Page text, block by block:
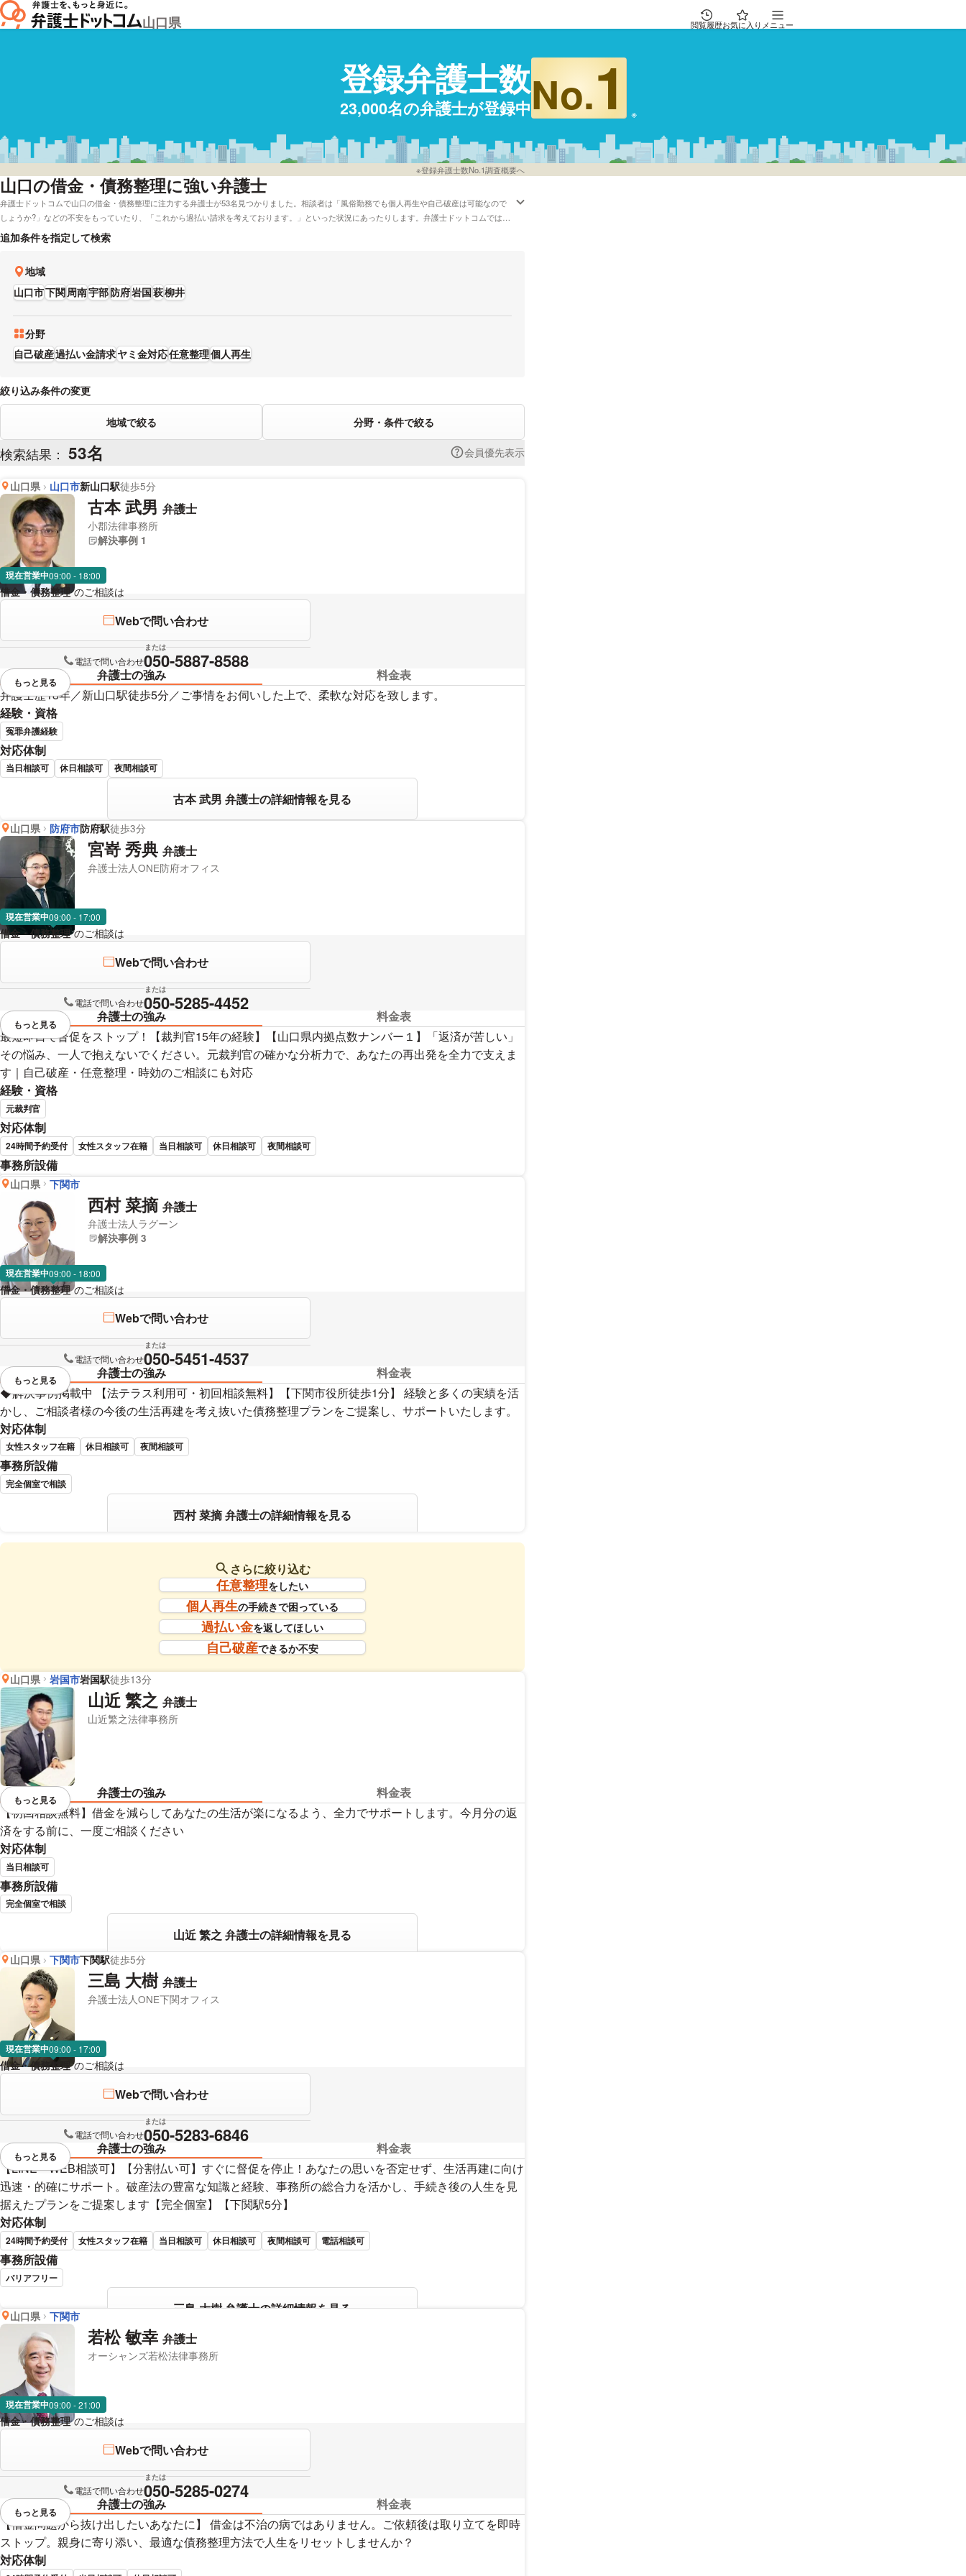
山口県 閲覧履歴お気に入り メニュー
登録弁護士数
23,000名の弁護士が登録中No.1
※登録弁護士数No.1調査概要へ
山口の借金・債務整理に強い弁護士
弁護士ドットコムで山口の借金・債務整理に注力する弁護士が53名見つかりました。相談者は「風俗勤務でも個人再生や自己破産は可能なので
しょうか?」などの不安をもっていたり、「これから過払い請求を考えております。」といった状況にあったりします。弁護士ドットコムでは弁
護士費用面を考慮して法テラスを対応している弁護士や山口で電話相談を無料で受け付けしてくれる弁護士など、さまざまなニーズ別で調べる
ことができます。例として「借金・債務整理に強い弁護士や口コミの評価が良い弁護士の選び方などの情報はほとんど調べたけど、山口周辺の
友人にも相談しにくい話であって、お一人で抱え込む間に問題の解決がどんどん難しくなってしまう方が多いので、この分野に注力すること
で、お一人で悩みを抱え込んでいる方の良きパートナーになりたいと思っています。」とおっしゃる方もいます。借金・債務整理で心配事があ
る方は営業時間や報酬基準などの条件を考慮して、希望に適した弁護士に問合せをしてみてはいかがでしょうか。
追加条件を指定して検索
地域
山口市下関周南宇部防府岩国萩柳井
分野
自己破産過払い金請求ヤミ金対応任意整理個人再生
絞り込み条件の変更
地域で絞る 分野・条件で絞る
検索結果： 53名 会員優先表示
山口県 山口市新山口駅徒歩5分
古本 武男 弁護士
小郡法律事務所
解決事例 1
現在営業中09:00 - 18:00
借金・債務整理 のご相談は
Webで問い合わせ
または
電話で問い合わせ050-5887-8588
弁護士の強み
料金表
弁護士歴18年／新山口駅徒歩5分／ご事情をお伺いした上で、柔軟な対応を致します。
経験・資格
冤罪弁護経験
対応体制
当日相談可 休日相談可 夜間相談可
古本 武男 弁護士の詳細情報を見る
視覚的に省略されている要素を
もっと見る
山口県 防府市防府駅徒歩3分
宮嵜 秀典 弁護士
弁護士法人ONE防府オフィス
現在営業中09:00 - 17:00
借金・債務整理 のご相談は
Webで問い合わせ
または
電話で問い合わせ050-5285-4452
弁護士の強み
料金表
最短即日で督促をストップ！【裁判官15年の経験】【山口県内拠点数ナンバー１】「返済が苦しい」
その悩み、一人で抱えないでください。元裁判官の確かな分析力で、あなたの再出発を全力で支えま
す｜自己破産・任意整理・時効のご相談にも対応
経験・資格
元裁判官
対応体制
24時間予約受付 女性スタッフ在籍 当日相談可 休日相談可 夜間相談可
事務所設備
完全個室で相談
宮嵜 秀典 弁護士の詳細情報を見る
視覚的に省略されている要素を
もっと見る
山口県 下関市
西村 菜摘 弁護士
弁護士法人ラグーン
解決事例 3
現在営業中09:00 - 18:00
借金・債務整理 のご相談は
Webで問い合わせ
または
電話で問い合わせ050-5451-4537
弁護士の強み
料金表
◆解決事例掲載中 【法テラス利用可・初回相談無料】【下関市役所徒歩1分】 経験と多くの実績を活
かし、ご相談者様の今後の生活再建を考え抜いた債務整理プランをご提案し、サポートいたします。
対応体制
女性スタッフ在籍 休日相談可 夜間相談可
事務所設備
完全個室で相談
西村 菜摘 弁護士の詳細情報を見る
視覚的に省略されている要素を
もっと見る
さらに絞り込む
任意整理をしたい
個人再生の手続きで困っている
過払い金を返してほしい
自己破産できるか不安
山口県 岩国市岩国駅徒歩13分
山近 繁之 弁護士
山近繁之法律事務所
弁護士の強み
料金表
【初回相談無料】借金を減らしてあなたの生活が楽になるよう、全力でサポートします。今月分の返
済をする前に、一度ご相談ください
対応体制
当日相談可
事務所設備
完全個室で相談
山近 繁之 弁護士の詳細情報を見る
視覚的に省略されている要素を
もっと見る
山口県 下関市下関駅徒歩5分
三島 大樹 弁護士
弁護士法人ONE下関オフィス
現在営業中09:00 - 17:00
借金・債務整理 のご相談は
Webで問い合わせ
または
電話で問い合わせ050-5283-6846
弁護士の強み
料金表
【LINE・WEB相談可】【分割払い可】すぐに督促を停止！あなたの思いを否定せず、生活再建に向け
迅速・的確にサポート。破産法の豊富な知識と経験、事務所の総合力を活かし、手続き後の人生を見
据えたプランをご提案します【完全個室】【下関駅5分】
対応体制
24時間予約受付 女性スタッフ在籍 当日相談可 休日相談可 夜間相談可 電話相談可
事務所設備
バリアフリー
三島 大樹 弁護士の詳細情報を見る
視覚的に省略されている要素を
もっと見る
山口県 下関市
若松 敏幸 弁護士
オーシャンズ若松法律事務所
現在営業中09:00 - 21:00
借金・債務整理 のご相談は
Webで問い合わせ
または
電話で問い合わせ050-5285-0274
弁護士の強み
料金表
【借金問題から抜け出したいあなたに】 借金は不治の病ではありません。ご依頼後は取り立てを即時
ストップ。親身に寄り添い、最適な債務整理方法で人生をリセットしませんか？
対応体制
視覚的に省略されている要素を
もっと見る